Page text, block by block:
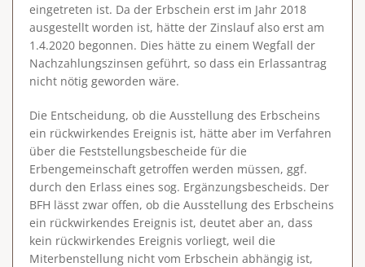
eingetreten ist. Da der Erbschein erst im Jahr 2018
ausgestellt worden ist, hätte der Zinslauf also erst am
1.4.2020 begonnen. Dies hätte zu einem Wegfall der
Nachzahlungszinsen geführt, so dass ein Erlassantrag
nicht nötig geworden wäre.
Die Entscheidung, ob die Ausstellung des Erbscheins
ein rückwirkendes Ereignis ist, hätte aber im Verfahren
über die Feststellungsbescheide für die
Erbengemeinschaft getroffen werden müssen, ggf.
durch den Erlass eines sog. Ergänzungsbescheids. Der
BFH lässt zwar offen, ob die Ausstellung des Erbscheins
ein rückwirkendes Ereignis ist, deutet aber an, dass
kein rückwirkendes Ereignis vorliegt, weil die
Miterbenstellung nicht vom Erbschein abhängig ist,